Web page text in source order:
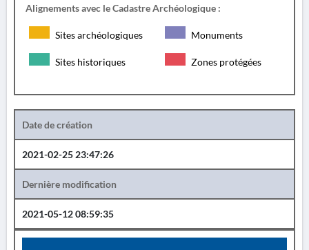
Alignements avec le Cadastre Archéologique :
Sites archéologiques Monuments
Sites historiques Zones protégées
Date de création
2021-02-25 23:47:26
Dernière modification
2021-05-12 08:59:35